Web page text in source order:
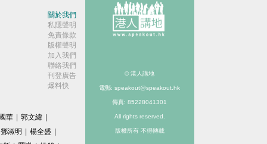
關於我們
私隱聲明
免責條款
版權聲明
加入我們
聯絡我們
刊登廣告
爆料快
華 郭文緯
鄧淑明
楊全盛
© 港人講地
電郵: speakout@speakout.hk
傳真: 85228041301
All rights reserved.
版權所有 不得轉載